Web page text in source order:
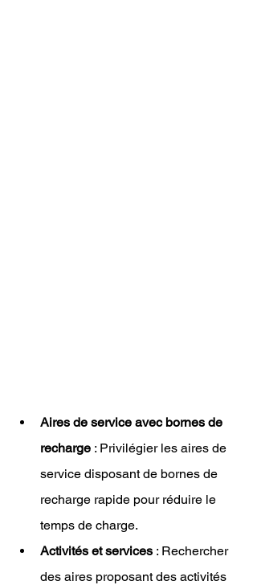
Aires de service avec bornes de
recharge : Privilégier les aires de
service disposant de bornes de
recharge rapide pour réduire le
temps de charge.
Activités et services : Rechercher
des aires proposant des activités